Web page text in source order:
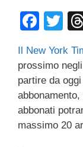
F
c
e
b
o
o
T
tt
er
Il New York
prossimo
partire da
abbonati
massimo 20